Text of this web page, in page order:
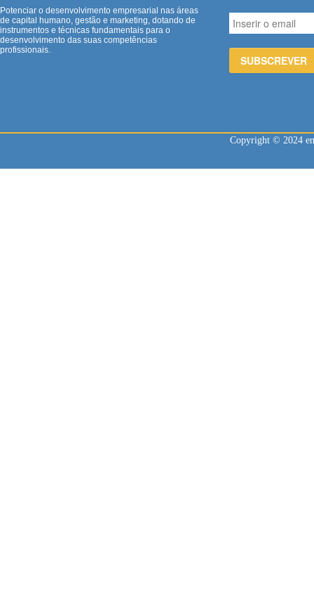
Potenciar o desenvolvimento empresarial nas áreas
de capital humano, gestão e marketing, dotando de
instrumentos e técnicas fundamentais para o
desenvolvimento das suas competências
profissionais.
Copyright © 2024